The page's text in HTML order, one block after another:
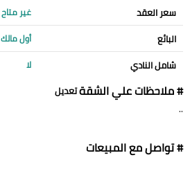
سعر العقد غير متاح
البائع أول مالك
شامل النادي لا
# ملاحظات علي الشقةتعديل
..
# تواصل مع المبيعات